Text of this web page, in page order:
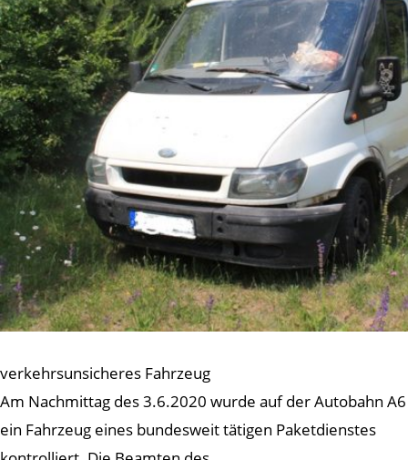
verkehrsunsicheres Fahrzeug
Am Nachmittag des 3.6.2020 wurde auf der Autobahn A6
ein Fahrzeug eines bundesweit tätigen Paketdienstes